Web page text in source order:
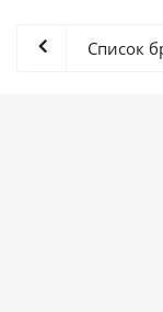
Список